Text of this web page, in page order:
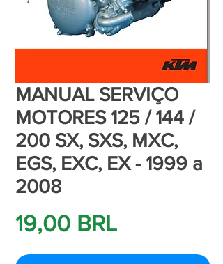
MANUAL SERVIÇO
MOTORES 125 / 144 /
200 SX, SXS, MXC,
EGS, EXC, EX - 1999 a
2008
19,00 BRLPrecio